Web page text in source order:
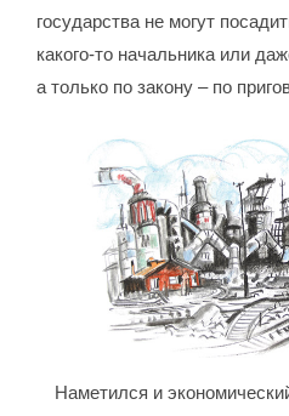
государства не могут
какого-то начальника или
а только по закону – по
Наметился и